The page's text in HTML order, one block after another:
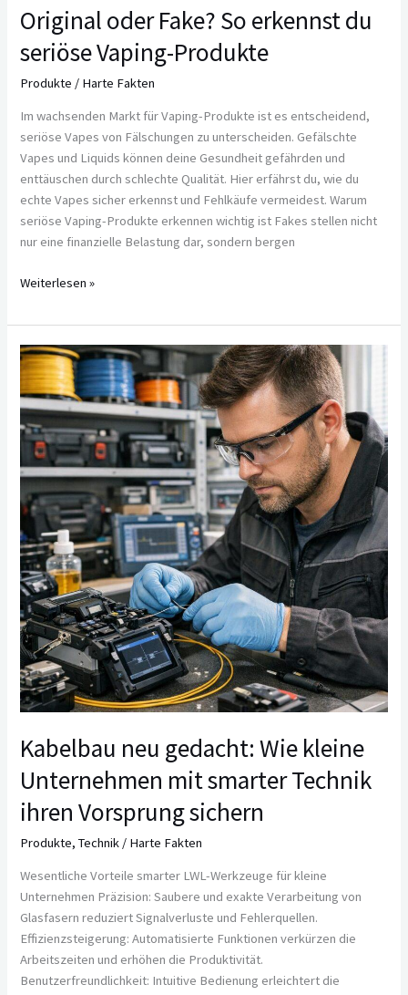
Original oder Fake? So erkennst du
seriöse Vaping-Produkte
Produkte / Harte Fakten
Im wachsenden Markt für Vaping-Produkte ist es entscheidend,
seriöse Vapes von Fälschungen zu unterscheiden. Gefälschte
Vapes und Liquids können deine Gesundheit gefährden und
enttäuschen durch schlechte Qualität. Hier erfährst du, wie du
echte Vapes sicher erkennst und Fehlkäufe vermeidest. Warum
seriöse Vaping-Produkte erkennen wichtig ist Fakes stellen nicht
nur eine finanzielle Belastung dar, sondern bergen
Weiterlesen »
Kabelbau neu gedacht: Wie kleine
Unternehmen mit smarter Technik
ihren Vorsprung sichern
Produkte,Technik / Harte Fakten
Wesentliche Vorteile smarter LWL-Werkzeuge für kleine
Unternehmen Präzision: Saubere und exakte Verarbeitung von
Glasfasern reduziert Signalverluste und Fehlerquellen.
Effizienzsteigerung: Automatisierte Funktionen verkürzen die
Arbeitszeiten und erhöhen die Produktivität.
Benutzerfreundlichkeit: Intuitive Bedienung erleichtert die
Kabelbau
neu
gedacht:
Wie
kleine
Unternehmen
mit
smarter
Technik
ihren
Vorsprung
sichern